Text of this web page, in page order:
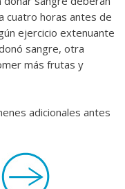
cuatro horas antes de
ejercicio extenuante
sangre, otra
más frutas y
adicionales antes